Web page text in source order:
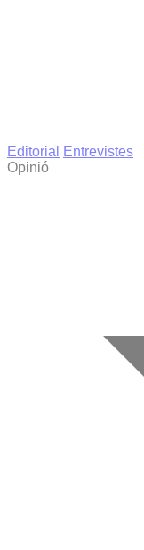
Editorial
Entrevistes
Opinió